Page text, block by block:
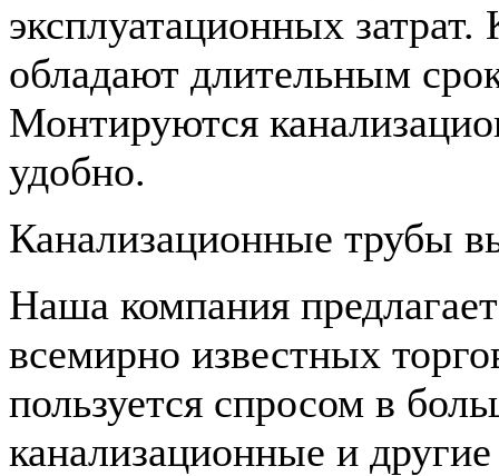
эксплуатационных
обладают длительным
Монтируются
удобно.
Канализационные трубы
Наша компания
всемирно известных
пользуется спросом в
канализационные и